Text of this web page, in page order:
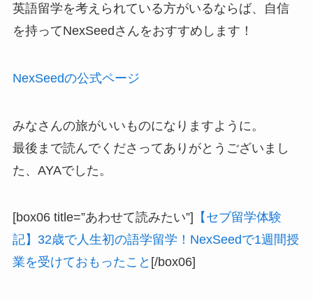
英語留学を考えられている方がいるならば、自信
を持ってNexSeedさんをおすすめします！
NexSeedの公式ページ
みなさんの旅がいいものになりますように。
最後まで読んでくださってありがとうございまし
た、AYAでした。
[box06 title=”あわせて読みたい”] 【セブ留学体験
記】32歳で人生初の語学留学！NexSeedで1週間授
業を受けておもったこと [/box06]